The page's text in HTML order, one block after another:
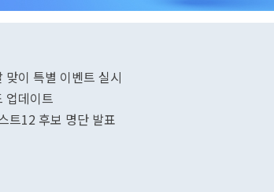
이 특별 이벤트 실시
업데이트
트12 후보 명단 발표